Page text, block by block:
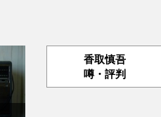
香取慎吾
噂・評判